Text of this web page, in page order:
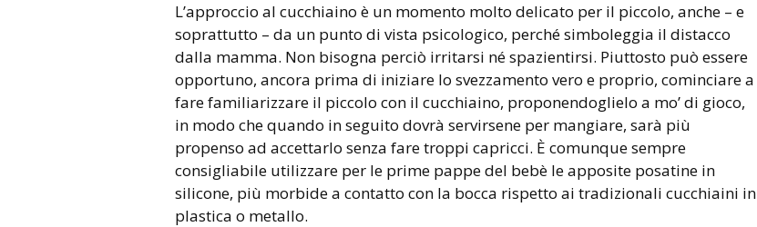
L’approccio al cucchiaino è un momento molto delicato per il piccolo, anche – e
soprattutto – da un punto di vista psicologico, perché simboleggia il distacco
dalla mamma. Non bisogna perciò irritarsi né spazientirsi. Piuttosto può essere
opportuno, ancora prima di iniziare lo svezzamento vero e proprio, cominciare a
fare familiarizzare il piccolo con il cucchiaino, proponendoglielo a mo’ di gioco,
in modo che quando in seguito dovrà servirsene per mangiare, sarà più
propenso ad accettarlo senza fare troppi capricci. È comunque sempre
consigliabile utilizzare per le prime pappe del bebè le apposite posatine in
silicone, più morbide a contatto con la bocca rispetto ai tradizionali cucchiaini in
plastica o metallo.